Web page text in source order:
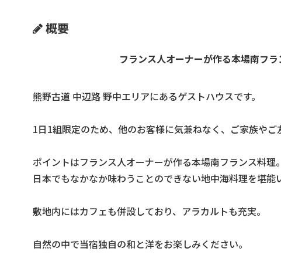
概要
フランス人オーナーが作る本場南フ
熊野古道 中辺路 野中エリアにあるゲストハウスです。
1日1組限定のため、他のお客様に気兼ねなく、ご家族やご
ポイントはフランス人オーナーが作る本場南フランス料理。
日本でもなかなか味わうことのできない地中海料理を堪能
敷地内にはカフェも併設しており、アラカルトも充実。
自然の中で当宿独自の和と洋をお楽しみください。